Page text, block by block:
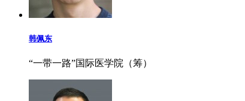
韩佩东
“一带一路”国际医学院（筹）